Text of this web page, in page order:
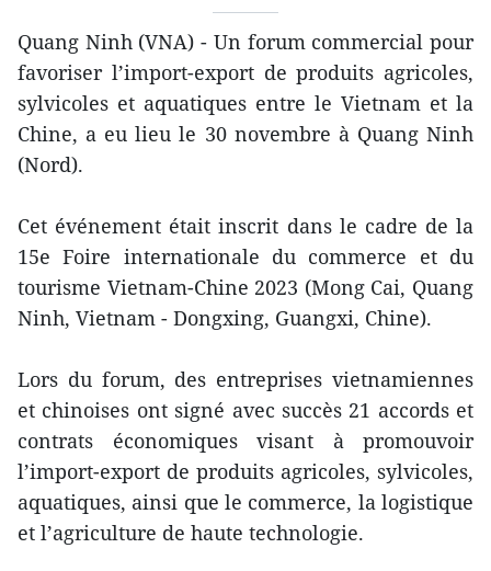
Quang Ninh (VNA) - Un forum commercial pour
favoriser l’import-export de produits agricoles,
sylvicoles et aquatiques entre le Vietnam et la
Chine, a eu lieu le 30 novembre à Quang Ninh
(Nord).
Cet événement était inscrit dans le cadre de la
15e Foire internationale du commerce et du
tourisme Vietnam-Chine 2023 (Mong Cai, Quang
Ninh, Vietnam - Dongxing, Guangxi, Chine).
Lors du forum, des entreprises vietnamiennes
et chinoises ont signé avec succès 21 accords et
contrats économiques visant à promouvoir
l’import-export de produits agricoles, sylvicoles,
aquatiques, ainsi que le commerce, la logistique
et l’agriculture de haute technologie.